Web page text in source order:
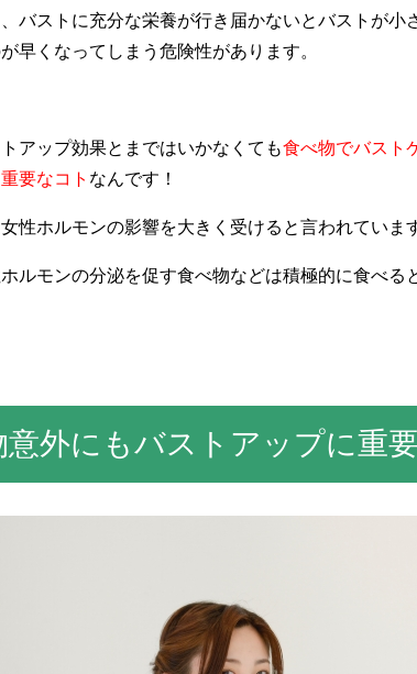
バストに充分な栄養が行き届かないとバストが小
早くなってしまう危険性があります。
アップ効果とまではいかなくても食べ物でバスト
要なコト なんです！
性ホルモンの影響を大きく受けると言われていま
ルモンの分泌を促す食べ物などは積極的に食べる
外にもバストアップに重